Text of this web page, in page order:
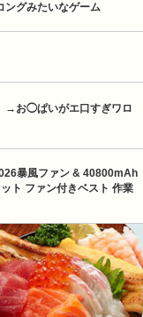
ングみたいなゲーム
→お◯ぱいがエ口すぎワロ
暴風ファン & 40800mAh
ト ファン付きベスト 作業